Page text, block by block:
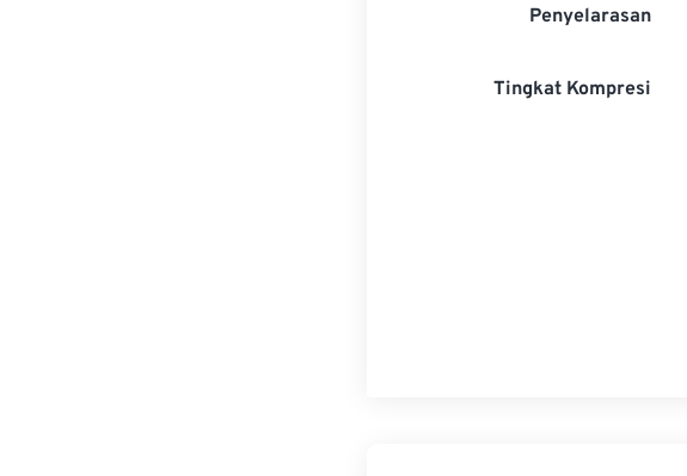
Penyelarasan
Tingkat Kompresi